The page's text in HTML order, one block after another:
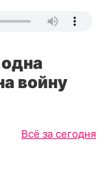
войну
Всё за сегодня